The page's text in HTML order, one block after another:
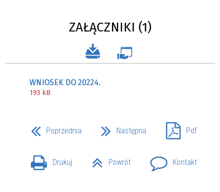
ZAŁĄCZNIKI (1)
WNIOSEK DO 20224.
193 kB
Poprzednia Następna Pdf
Drukuj Powrót Kontakt